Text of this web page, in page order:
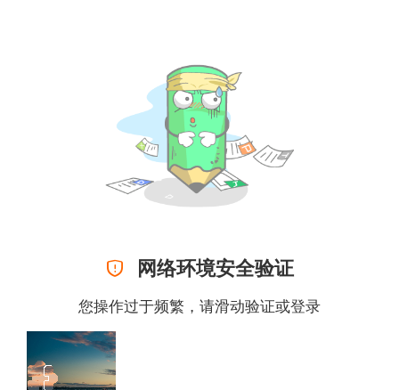
 网络环境安全验证
您操作过于频繁，请滑动验证或登录